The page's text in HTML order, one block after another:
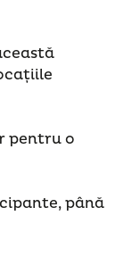
pentru o
până